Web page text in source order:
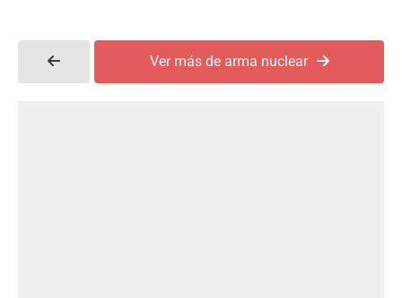
Ver más de arma nuclear